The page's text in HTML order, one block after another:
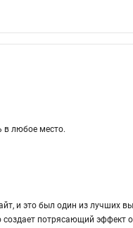
в любое место.
и это был один из лучших
создает потрясающий эффект